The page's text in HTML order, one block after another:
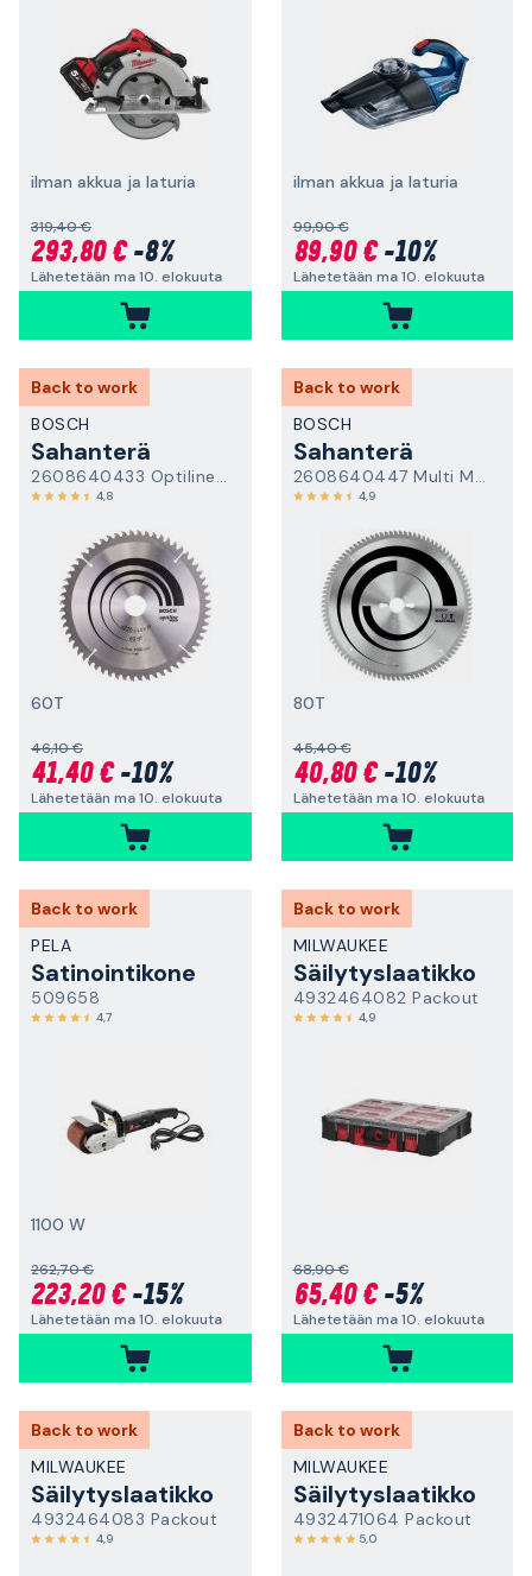
ilman akkua ja laturia
319,40 €
293,80 €-8%
Lähetetään ma 10. elokuuta
ilman akkua ja laturia
99,90 €
89,90 €-10%
Lähetetään ma 10. elokuuta
Back to work
BOSCH
Sahanterä
2608640433 Optiline Wood
4,8
60T
46,10 €
41,40 €-10%
Lähetetään ma 10. elokuuta
Back to work
BOSCH
Sahanterä
2608640447 Multi Material
4,9
80T
45,40 €
40,80 €-10%
Lähetetään ma 10. elokuuta
Back to work
PELA
Satinointikone
509658
4,7
1100 W
262,70 €
223,20 €-15%
Lähetetään ma 10. elokuuta
Back to work
MILWAUKEE
Säilytyslaatikko
4932464082 Packout
4,9
68,90 €
65,40 €-5%
Lähetetään ma 10. elokuuta
Back to work
MILWAUKEE
Säilytyslaatikko
4932464083 Packout
4,9
Back to work
MILWAUKEE
Säilytyslaatikko
4932471064 Packout
5,0